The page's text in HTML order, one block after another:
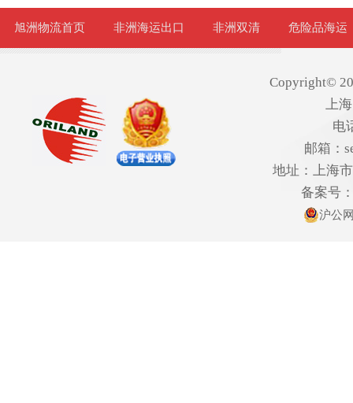
旭洲物流首页 非洲海运出口 非洲双清 危险品海运
Copyright©
上
电
邮箱：
地址：上海
备案号
沪公